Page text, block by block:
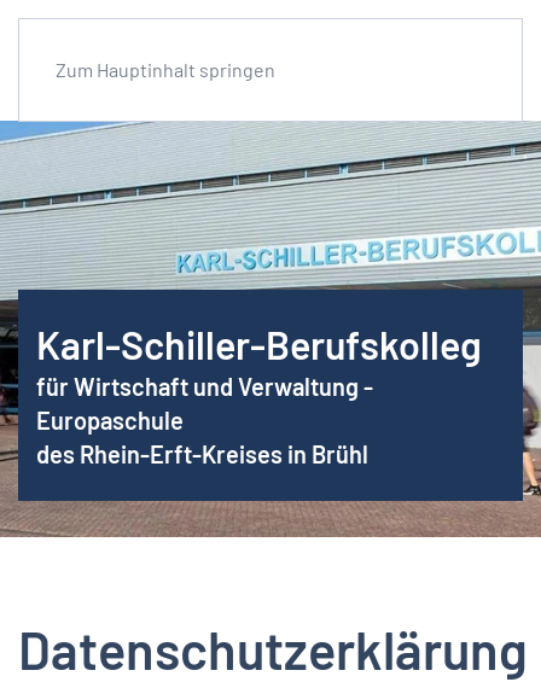
Zum Hauptinhalt springen
Karl-Schiller-Berufskolleg
für Wirtschaft und Verwaltung -
Europaschule
des Rhein-Erft-Kreises in Brühl
Datenschutzerklärung